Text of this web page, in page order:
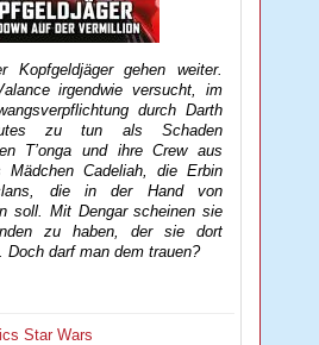
Kopfgeldjäger gehen weiter.
irgendwie versucht, im
durch Darth
zu tun als Schaden
T’onga und ihre Crew aus
Mädchen Cadeliah, die Erbin
die in der Hand von
soll. Mit Dengar scheinen sie
zu haben, der sie dort
Doch darf man dem trauen?
Star Wars